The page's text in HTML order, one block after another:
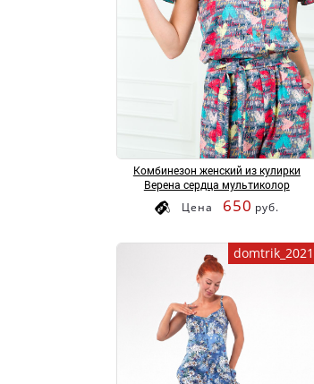
Комбинезон женский из кулирки
Верена сердца мультиколор
Цена 650 руб.
domtrik_2021